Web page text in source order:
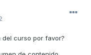
curso por favor?